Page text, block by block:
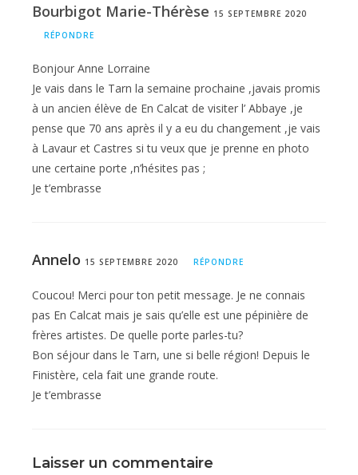
Bourbigot Marie-Thérèse 15 SEPTEMBRE 2020
RÉPONDRE
Bonjour Anne Lorraine
Je vais dans le Tarn la semaine prochaine ,javais promis
à un ancien élève de En Calcat de visiter l’ Abbaye ,je
pense que 70 ans après il y a eu du changement ,je vais
à Lavaur et Castres si tu veux que je prenne en photo
une certaine porte ,n’hésites pas ;
Je t’embrasse
Annelo 15 SEPTEMBRE 2020 RÉPONDRE
Coucou! Merci pour ton petit message. Je ne connais
pas En Calcat mais je sais qu’elle est une pépinière de
frères artistes. De quelle porte parles-tu?
Bon séjour dans le Tarn, une si belle région! Depuis le
Finistère, cela fait une grande route.
Je t’embrasse
Laisser un commentaire